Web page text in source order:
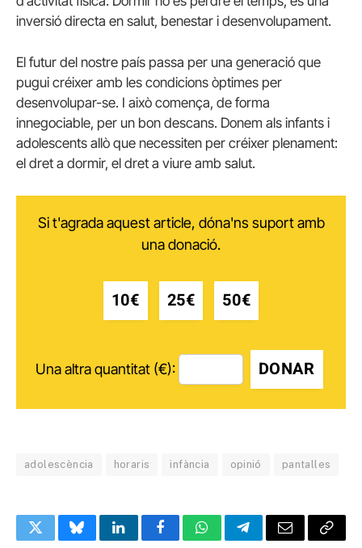
inversió directa en salut, benestar i desenvolupament.
El futur del nostre país passa per una generació que
pugui créixer amb les condicions òptimes per
desenvolupar-se. I això comença, de forma
innegociable, per un bon descans. Donem als infants i
adolescents allò que necessiten per créixer plenament:
el dret a dormir, el dret a viure amb salut.
Si t'agrada aquest article, dóna'ns suport amb
una donació.
10€ 25€ 50€
Una altra quantitat (€): DONAR
adolescència horaris infància opinió pantalles
TwitterBlueskyLinkedInFacebookWhatsAppTelegramEmail Copy